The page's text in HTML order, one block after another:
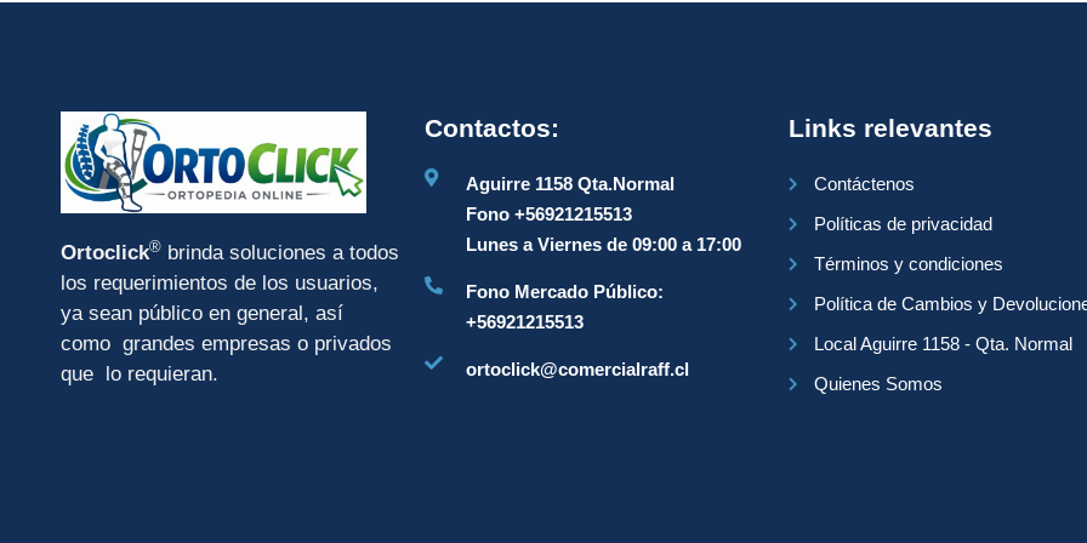
Ortoclick® brinda soluciones a todos
los requerimientos de los usuarios,
ya sean público en general, así
como grandes empresas o privados
que lo requieran.
Contactos:
Aguirre 1158 Qta.Normal
Fono +56921215513
Lunes a Viernes de 09:00 a 17:00
Fono Mercado Público:
+56921215513
ortoclick@comercialraff.cl
Links relevantes
Contáctenos
Políticas de privacidad
Términos y condiciones
Política de Cambios y
Local Aguirre 1158 - Qta. Normal
Quienes Somos